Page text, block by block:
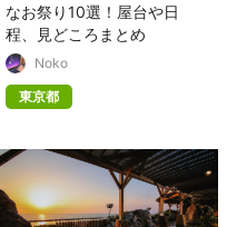
なお祭り10選！屋台や日
程、見どころまとめ
Noko
東京都